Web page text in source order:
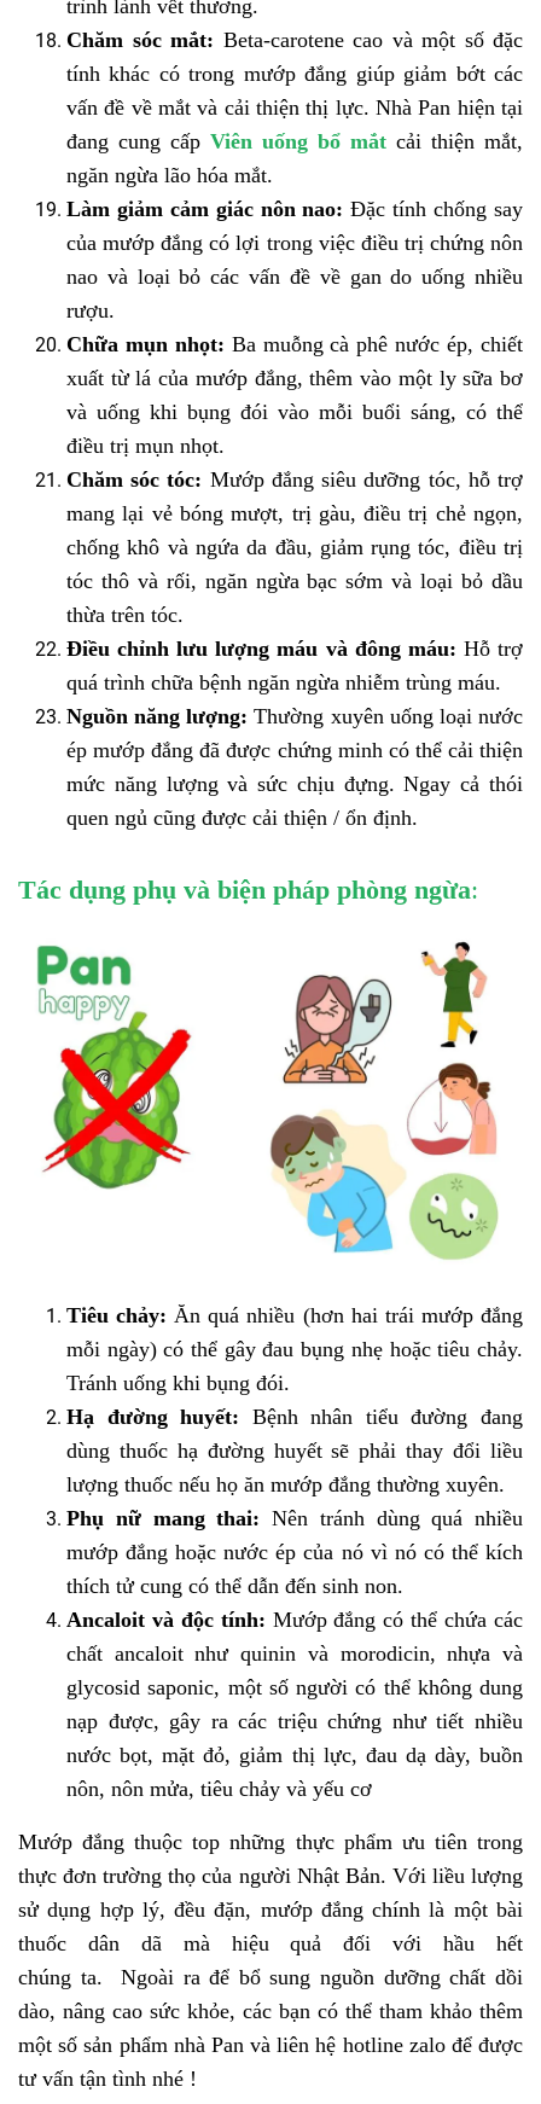
trình lành vết thương.
Chăm sóc mắt: Beta-carotene cao và một số đặc
tính khác có trong mướp đắng giúp giảm bớt các
vấn đề về mắt và cải thiện thị lực. Nhà Pan hiện tại
đang cung cấp Viên uống bổ mắt cải thiện mắt,
ngăn ngừa lão hóa mắt.
Làm giảm cảm giác nôn nao: Đặc tính chống say
của mướp đắng có lợi trong việc điều trị chứng nôn
nao và loại bỏ các vấn đề về gan do uống nhiều
rượu.
Chữa mụn nhọt: Ba muỗng cà phê nước ép, chiết
xuất từ ​​lá của mướp đắng, thêm vào một ly sữa bơ
và uống khi bụng đói vào mỗi buổi sáng, có thể
điều trị mụn nhọt.
Chăm sóc tóc: Mướp đắng siêu dưỡng tóc, hỗ trợ
mang lại vẻ bóng mượt, trị gàu, điều trị chẻ ngọn,
chống khô và ngứa da đầu, giảm rụng tóc, điều trị
tóc thô và rối, ngăn ngừa bạc sớm và loại bỏ dầu
thừa trên tóc.
Điều chỉnh lưu lượng máu và đông máu: Hỗ trợ
quá trình chữa bệnh ngăn ngừa nhiễm trùng máu.
Nguồn năng lượng:Thường xuyên uống loại nước
ép mướp đắng đã được chứng minh có thể cải thiện
mức năng lượng và sức chịu đựng. Ngay cả thói
quen ngủ cũng được cải thiện / ổn định.
Tác dụng phụ và biện pháp phòng ngừa:
Tiêu chảy: Ăn quá nhiều (hơn hai trái mướp đắng
mỗi ngày) có thể gây đau bụng nhẹ hoặc tiêu chảy.
Tránh uống khi bụng đói.
Hạ đường huyết: Bệnh nhân tiểu đường đang
dùng thuốc hạ đường huyết sẽ phải thay đổi liều
lượng thuốc nếu họ ăn mướp đắng thường xuyên.
Phụ nữ mang thai: Nên tránh dùng quá nhiều
mướp đắng hoặc nước ép của nó vì nó có thể kích
thích tử cung có thể dẫn đến sinh non.
Ancaloit và độc tính: Mướp đắng có thể chứa các
chất ancaloit như quinin và morodicin, nhựa và
glycosid saponic, một số người có thể không dung
nạp được, gây ra các triệu chứng như tiết nhiều
nước bọt, mặt đỏ, giảm thị lực, đau dạ dày, buồn
nôn, nôn mửa, tiêu chảy và yếu cơ
Mướp đắng thuộc top những thực phẩm ưu tiên trong
thực đơn trường thọ của người Nhật Bản. Với liều lượng
sử dụng hợp lý, đều đặn, mướp đắng chính là một bài
thuốc dân dã mà hiệu quả đối với hầu hết
chúng ta. Ngoài ra để bổ sung nguồn dưỡng chất dồi
dào, nâng cao sức khỏe, các bạn có thể tham khảo thêm
một số sản phẩm nhà Pan và liên hệ hotline zalo để được
tư vấn tận tình nhé !